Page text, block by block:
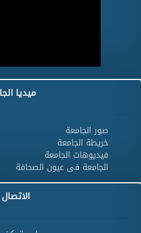
ميديا
صور الجامعة
خريطة الجامعة
فيديوهات الجامعة
الجامعة فى عيون الصحافة
الاتصال